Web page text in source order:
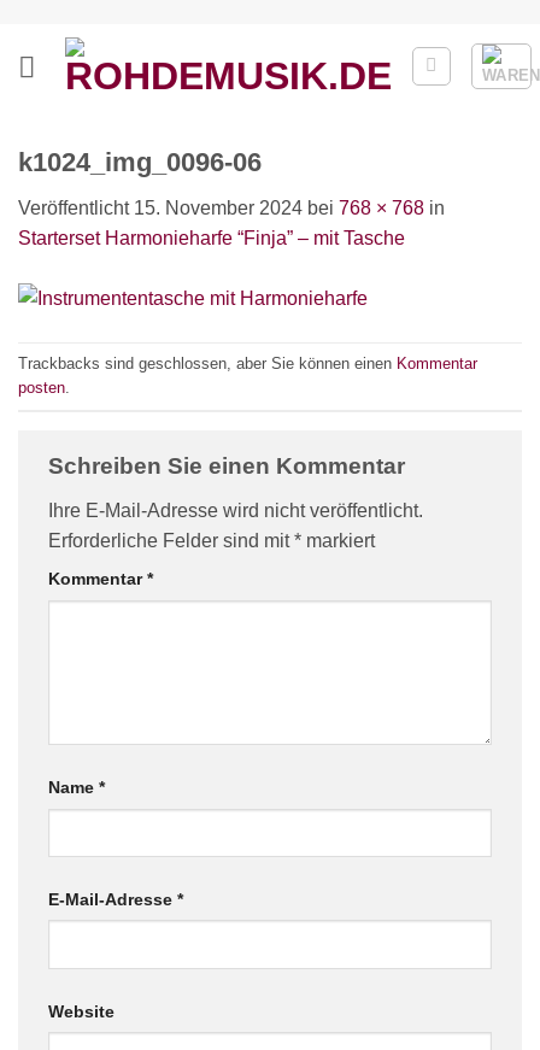
springen
k1024_img_0096-06
Veröffentlicht 15. November 2024 bei 768 × 768 in
Starterset Harmonieharfe “Finja” – mit Tasche
Trackbacks sind geschlossen, aber Sie können einen Kommentar
posten
Schreiben Sie einen Kommentar
Ihre E-Mail-Adresse wird nicht veröffentlicht.
Erforderliche Felder sind mit* markiert
Kommentar*
Name *
E-Mail-Adresse *
Website